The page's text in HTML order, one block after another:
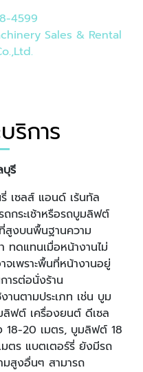
4599
Sales & Rental
.,Ltd.
ริการ
บุรี
เซลส์ แอนด์ เร้นทัล
ถกระเช้าหรือรถบูมลิฟต์
สูงบนพื้นฐานความ
ทดแทนเมื่อหน้างานไม่
เพราะพื้นที่หน้างานอยู่
ารต่อนั่งร้าน
านตามประเภท เช่น บูม
ลิฟต์ เครื่องยนต์ ดีเซล
18-20 เมตร, บูมลิฟต์ 18
มตร แบตเตอร์รี่ ยังมีรถ
มสูงอื่นๆ สามารถ